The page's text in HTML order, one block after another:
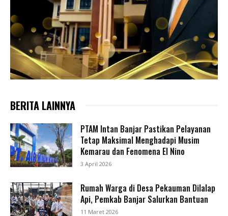
BERITA LAINNYA
PTAM Intan Banjar Pastikan Pelayanan
Tetap Maksimal Menghadapi Musim
Kemarau dan Fenomena El Nino
3 April 2026
Rumah Warga di Desa Pekauman Dilalap
Api, Pemkab Banjar Salurkan Bantuan
11 Maret 2026